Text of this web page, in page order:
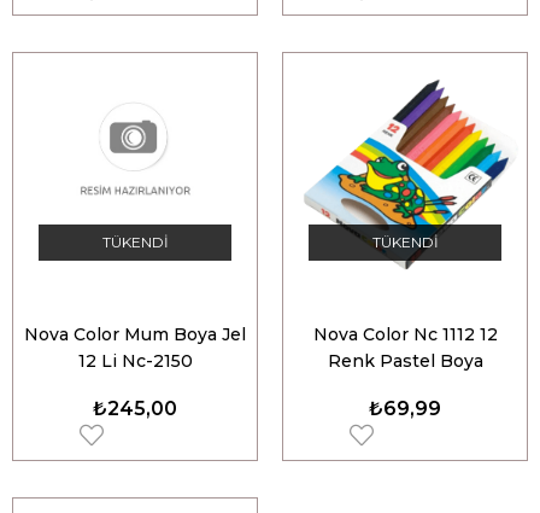
TÜKENDI
Nova Color Mum Boya Jel
12 Li Nc-2150
₺245,00
TÜKENDI
Nova Color Nc 1112 12
Renk Pastel Boya
₺69,99